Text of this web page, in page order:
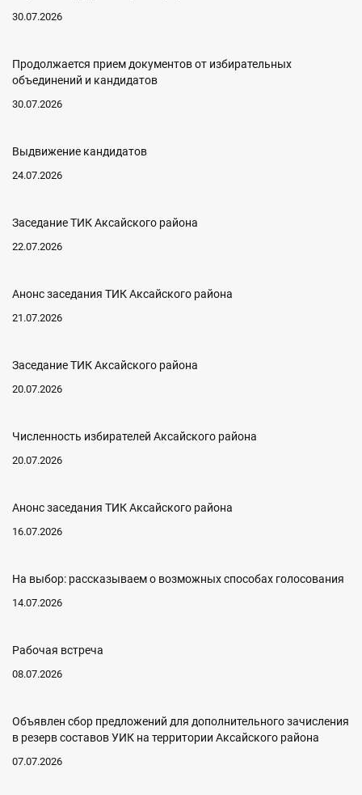
30.07.2026
Продолжается прием документов от избирательных
объединений и кандидатов
30.07.2026
Выдвижение кандидатов
24.07.2026
Заседание ТИК Аксайского района
22.07.2026
Анонс заседания ТИК Аксайского района
21.07.2026
Заседание ТИК Аксайского района
20.07.2026
Численность избирателей Аксайского района
20.07.2026
Анонс заседания ТИК Аксайского района
16.07.2026
На выбор: рассказываем о возможных способах голосования
14.07.2026
Рабочая встреча
08.07.2026
Объявлен сбор предложений для дополнительного зачисления
в резерв составов УИК на территории Аксайского района
07.07.2026